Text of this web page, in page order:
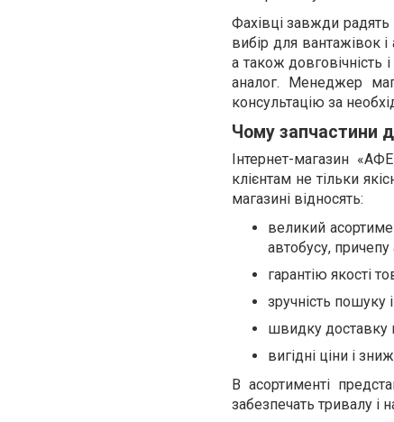
Фахівці завжди
вибір для вантажівок і
а також довговічність
аналог. Менеджер
консультацію за
Чому запчастини
Інтернет-магазин
клієнтам не тільки
магазині відносять:
великий
автобусу,
гарантію якості
зручність пошуку
швидку доставку
вигідні ціни і
В асортименті
забезпечать тривалу і